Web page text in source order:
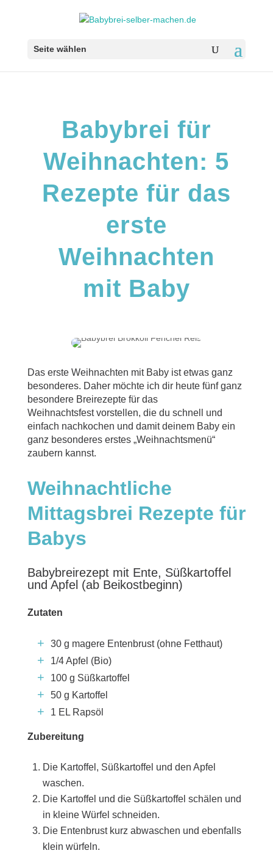
Seite wählen
Babybrei für
Weihnachten: 5
Rezepte für das
erste
Weihnachten
mit Baby
Das erste Weihnachten mit Baby ist etwas ganz
besonderes. Daher möchte ich dir heute fünf ganz
besondere Breirezepte für das
Weihnachtsfest vorstellen, die du schnell und
einfach nachkochen und damit deinem Baby ein
ganz besonderes erstes „Weihnachtsmenü“
zaubern kannst.
Weihnachtliche
Mittagsbrei Rezepte für
Babys
Babybreirezept mit Ente, Süßkartoffel
und Apfel (ab Beikostbeginn)
Zutaten
30 g magere Entenbrust (ohne Fetthaut)
1/4 Apfel (Bio)
100 g Süßkartoffel
50 g Kartoffel
1 EL Rapsöl
Zubereitung
Die Kartoffel, Süßkartoffel und den Apfel
waschen.
Die Kartoffel und die Süßkartoffel schälen und
in kleine Würfel schneiden.
Die Entenbrust kurz abwaschen und ebenfalls
klein würfeln.